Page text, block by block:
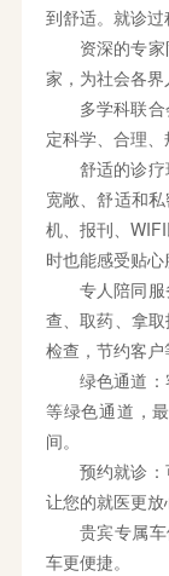
到舒适。就诊过
资深的专
家，为社会各界
多学科联
定科学、合理、
舒适的诊
宽敞、舒适和
机、报刊、
时也能感受贴心
专人陪同
查、取药、拿
检查，节约客户
绿色通道
等绿色通道，
间。
预约就诊
让您的就医更放
贵宾专属
车更便捷。